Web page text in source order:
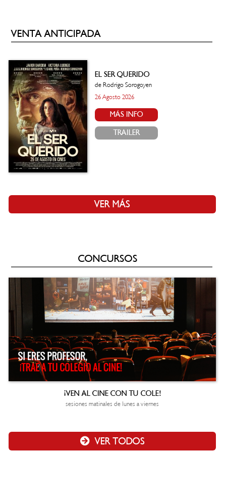
VENTA ANTICIPADA
EL SER QUERIDO
de Rodrigo Sorogoyen
26 Agosto 2026
MÁS INFO
TRAILER
VER MÁS
CONCURSOS
¡VEN AL CINE CON TU COLE!
sesiones matinales de lunes a viernes
VER TODOS